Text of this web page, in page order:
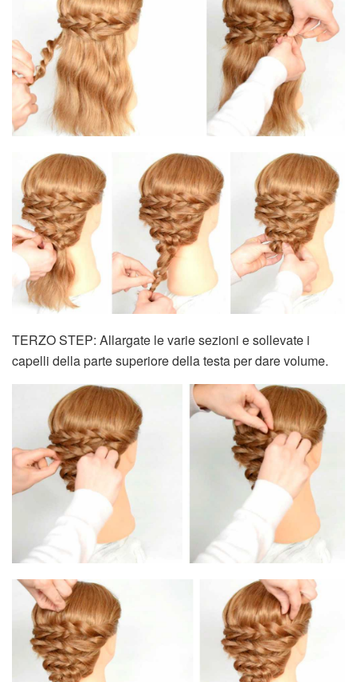
TERZO STEP: Allargate le varie sezioni e sollevate i
capelli della parte superiore della testa per dare volume.